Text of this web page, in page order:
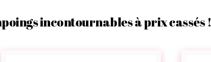
incontournables à prix cassés !